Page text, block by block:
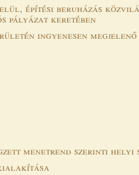
építési beruházás
pályázat keretében
ingyenesen
menetrend szerinti helyi